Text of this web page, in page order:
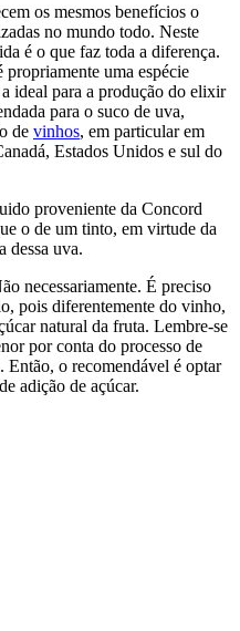
os mesmos benefícios o
no mundo todo. Neste
é o que faz toda a diferença.
uma espécie
ideal para a produção do elixir
para o suco de uva,
de vinhos, em particular em
Estados Unidos e sul do
proveniente da Concord
o de um tinto, em virtude da
dessa uva.
necessariamente. É preciso
pois diferentemente do vinho,
natural da fruta. Lembre-se
por conta do processo de
Então, o recomendável é optar
adição de açúcar.